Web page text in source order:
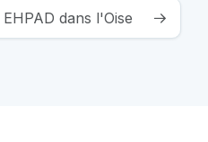
dans l'Oise